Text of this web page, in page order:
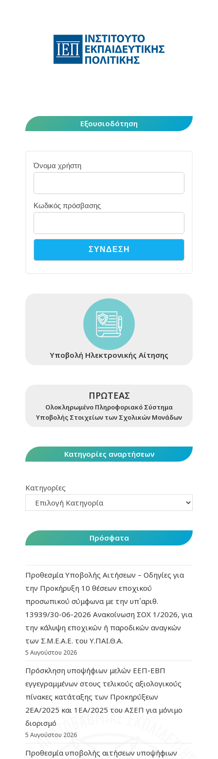
Εξουσιοδότηση
Όνομα χρήστη
Κωδικός πρόσβασης
Υποβολή Ηλεκτρονικής Αίτησης
ΠΡΩΤΕΑΣ
Ολοκληρωμένο Πληροφοριακό Σύστημα
Υποβολής Στοιχείων των Σχολικών Μονάδων
Κατηγορίες αναρτήσεων
Κατηγορίες
Πρόσφατα
Προθεσμία Υποβολής Αιτήσεων – Οδηγίες για
την Προκήρυξη 10 θέσεων εποχικού
προσωπικού σύμφωνα με την υπ΄αριθ.
13939/30-06-2026 Ανακοίνωση ΣΟΧ 1/2026, για
την κάλυψη εποχικών ή παροδικών αναγκών
των Σ.Μ.Ε.Α.Ε. του Υ.ΠΑΙ.Θ.Α.
5 Αυγούστου 2026
Πρόσκληση υποψήφιων μελών ΕΕΠ-ΕΒΠ
εγγεγραμμένων στους τελικούς αξιολογικούς
πίνακες κατάταξης των Προκηρύξεων
2ΕΑ/2025 και 1ΕΑ/2025 του ΑΣΕΠ για μόνιμο
διορισμό
5 Αυγούστου 2026
Προθεσμία υποβολής αιτήσεων υποψήφιων